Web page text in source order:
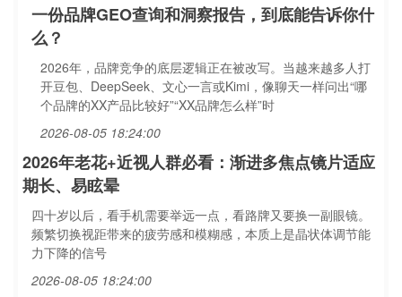
一份品牌GEO查询和洞察报告，到底能告诉你什
么？
2026年，品牌竞争的底层逻辑正在被改写。当越来越多人打
开豆包、DeepSeek、文心一言或Kimi，像聊天一样问出“哪
个品牌的XX产品比较好”“XX品牌怎么样”时
2026-08-05 18:24:00
2026年老花+近视人群必看：渐进多焦点镜片适应
期长、易眩晕
四十岁以后，看手机需要举远一点，看路牌又要换一副眼镜。
频繁切换视距带来的疲劳感和模糊感，本质上是晶状体调节能
力下降的信号
2026-08-05 18:24:00